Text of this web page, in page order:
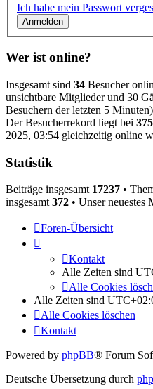
Ich habe mein Passwort
Wer ist online?
Insgesamt sind 34 Besucher
unsichtbare Mitglieder und 30
Besuchern der letzten 5 Minuten)
Der Besucherrekord liegt bei
2025, 03:54 gleichzeitig online
Statistik
Beiträge insgesamt 17237 •
insgesamt 372 • Unser neuestes
Foren-Übersicht
Kontakt
Alle Zeiten sind
Alle Cookies
Alle Zeiten sind
Alle Cookies löschen
Kontakt
Powered by phpBB® Forum
Deutsche Übersetzung durch